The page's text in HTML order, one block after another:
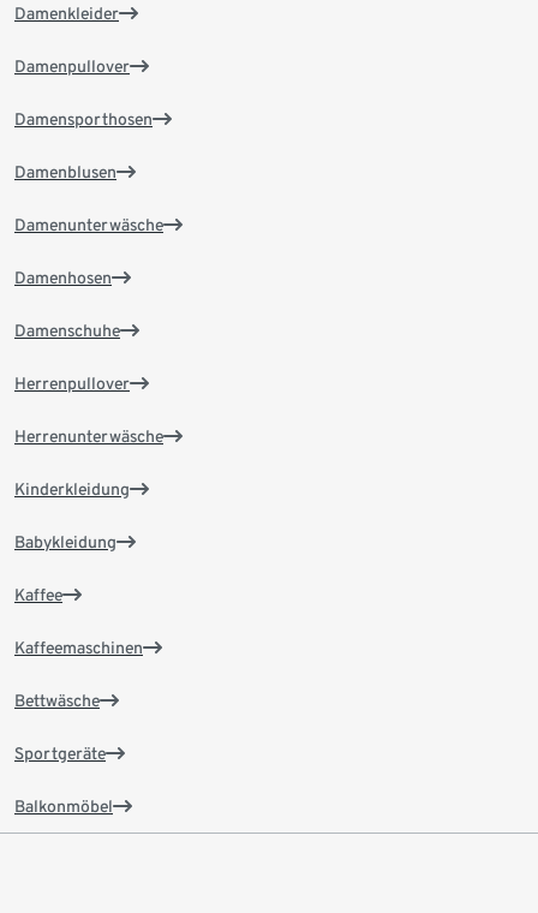
Damenkleider
Damenpullover
Damensporthosen
Damenblusen
Damenunterwäsche
Damenhosen
Damenschuhe
Herrenpullover
Herrenunterwäsche
Kinderkleidung
Babykleidung
Kaffee
Kaffeemaschinen
Bettwäsche
Sportgeräte
Balkonmöbel